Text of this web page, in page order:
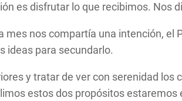
es disfrutar lo que recibimos. Nos
mes nos compartía una intención,
ideas para secundarlo.
y tratar de ver con serenidad
estos dos propósitos